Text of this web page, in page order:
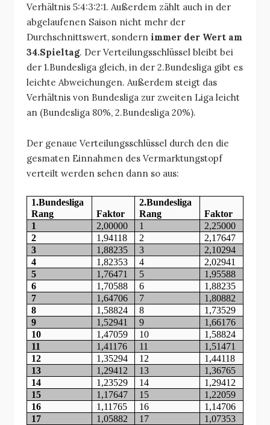
Verhältnis 5:4:3:2:1. Außerdem zählt auch in der
abgelaufenen Saison nicht mehr der
Durchschnittswert, sondern immer der Wert am
34.Spieltag. Der Verteilungsschlüssel bleibt bei
der 1.Bundesliga gleich, in der 2.Bundesliga gibt es
leichte Abweichungen. Außerdem steigt das
Verhältnis von Bundesliga zur zweiten Liga leicht
an (Bundesliga 80%, 2.Bundesliga 20%).
Der genaue Verteilungsschlüssel durch den die
gesmaten Einnahmen des Vermarktungstopf
verteilt werden sehen dann so aus:
1.Bundesliga
Rang
Faktor
2.Bundesliga
Rang
Faktor
1
2,00000 1
2,25000
2
1,94118 2
2,17647
3
1,88235 3
2,10294
4
1,82353 4
2,02941
5
1,76471 5
1,95588
6
1,70588 6
1,88235
7
1,64706 7
1,80882
8
1,58824 8
1,73529
9
1,52941 9
1,66176
10
1,47059 10
1,58824
11
1,41176 11
1,51471
12
1,35294 12
1,44118
13
1,29412 13
1,36765
14
1,23529 14
1,29412
15
1,17647 15
1,22059
16
1,11765 16
1,14706
17
1,05882 17
1,07353